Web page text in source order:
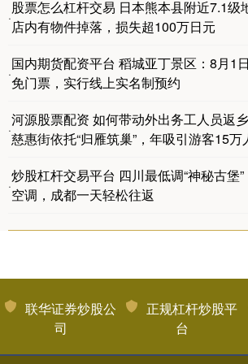
·
股票怎么杠杆交易 日本熊本县附近7.1级
店内有物件掉落，损失超100万日元
·
国内期货配资平台 稻城亚丁景区：8月1
免门票，实行线上实名制预约
·
河源股票配资 如何带动外出务工人员返
慈惠街依托“归雁筑巢”，年吸引游客15万
·
炒股杠杆交易平台 四川最低调“神秘古堡
空调，成都一天轻松往返
联华证券炒股公
司
正规杠杆炒股平
台